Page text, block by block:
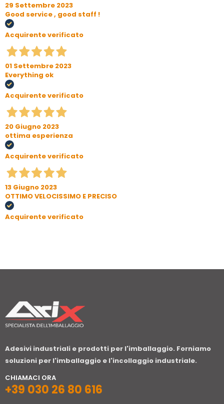
29 Settembre 2023
Good service , good staff !
Acquirente verificato
01 Settembre 2023
Everything ok
Acquirente verificato
20 Giugno 2023
ottima esperienza
Acquirente verificato
13 Giugno 2023
OTTIMO VELOCISSIMO E PRECISO
Acquirente verificato
Adesivi industriali e prodotti per l'imballaggio. Forniamo
soluzioni per l'imballaggio e l'incollaggio industriale.
CHIAMACI ORA
+39 030 26 80 616